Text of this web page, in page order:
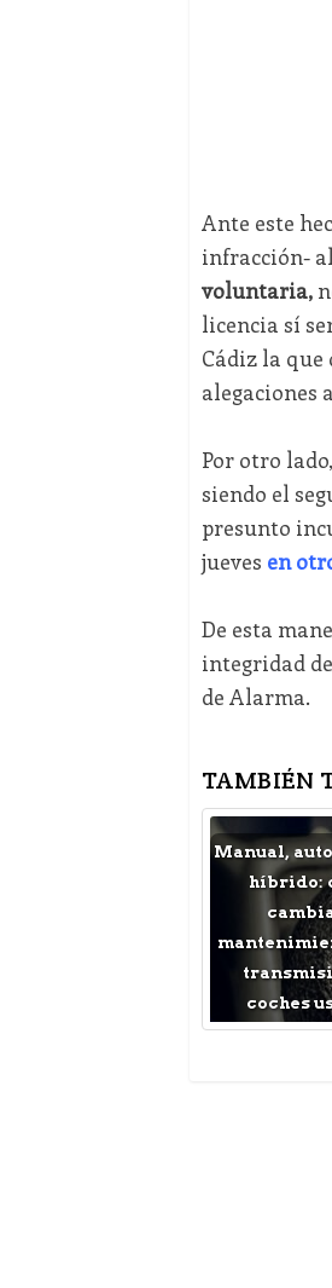
Ante este
infracción-
voluntaria,
licencia sí
Cádiz la
alegaciones
Por otro
siendo el
presunto
jueves en
De esta
integridad
de Alarma.
TAMBIÉN
Manual,
híbrido:
coches